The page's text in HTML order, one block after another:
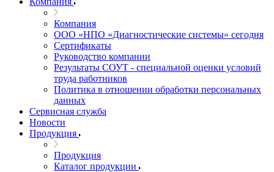
Компания
ООО «НПО «Диагностические системы» сегодня
Сертификаты
Руководство компании
Результаты СОУТ - специальной оценки условий
труда работников
Политика в отношении обработки персональных
данных
Сервисная служба
Новости
Продукция
Продукция
Каталог продукции